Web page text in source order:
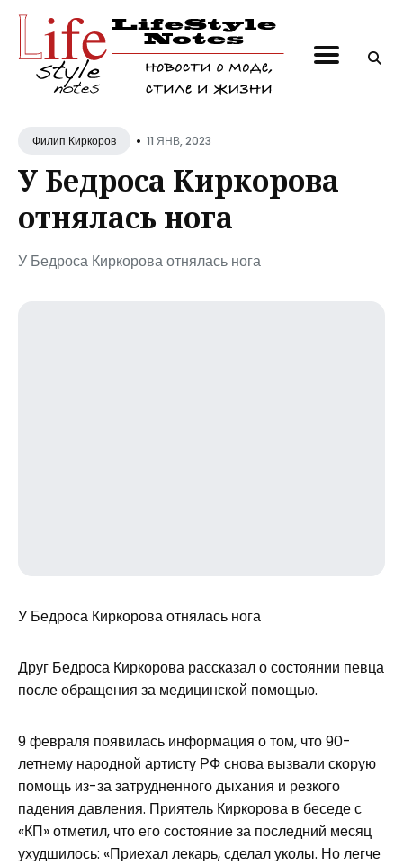
Поиск
Филип Киркоров • 11 ЯНВ, 2023
У Бедроса Киркорова
отнялась нога
У Бедроса Киркорова отнялась нога
У Бедроса Киркорова отнялась нога
Друг Бедроса Киркорова рассказал о состоянии певца
после обращения за медицинской помощью.
9 февраля появилась информация о том, что 90-
летнему народной артисту РФ снова вызвали скорую
помощь из-за затрудненного дыхания и резкого
падения давления. Приятель Киркорова в беседе с
«КП» отметил, что его состояние за последний месяц
ухудшилось: «Приехал лекарь, сделал уколы. Но легче